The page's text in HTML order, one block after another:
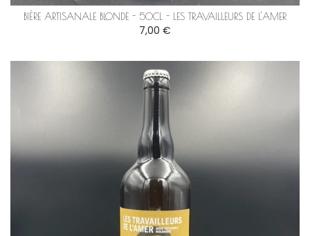
BIÈRE ARTISANALE BLONDE - 50CL - LES TRAVAILLEURS DE L'AMER
7,00 €